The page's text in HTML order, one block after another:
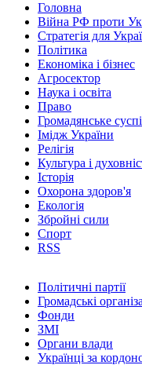
Головна
Війна РФ проти
Стратегія для
Політика
Економіка і бізнес
Агросектор
Наука і освіта
Право
Громадянське
Імідж України
Релігія
Культура і
Історія
Охорона здоров'я
Екологія
Збройні сили
Спорт
RSS
Політичні партії
Громадські
Фонди
ЗМІ
Органи влади
Українці за